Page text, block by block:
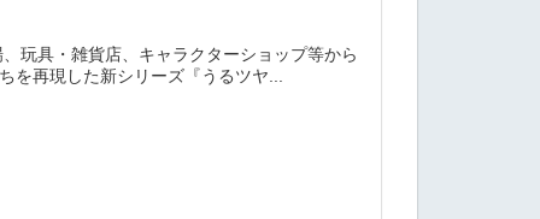
具・雑貨店、キャラクターショップ等から
再現した新シリーズ『うるツヤ...